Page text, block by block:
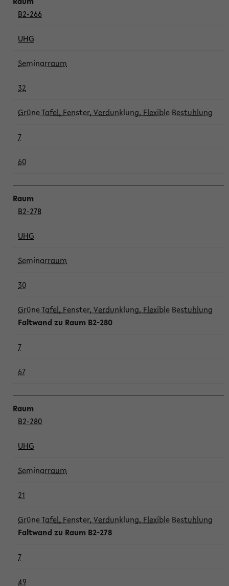
B2-266
UHG
Seminarraum
32
Grüne Tafel, Fenster, Verdunklung, Flexible Bestuhlung
7
60
B2-278
UHG
Seminarraum
30
Grüne Tafel, Fenster, Verdunklung, Flexible Bestuhlung
Faltwand zu Raum B2-280
7
67
B2-280
UHG
Seminarraum
21
Grüne Tafel, Fenster, Verdunklung, Flexible Bestuhlung
Faltwand zu Raum B2-278
7
49